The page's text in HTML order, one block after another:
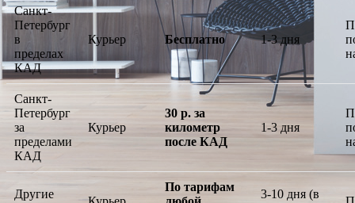
Санкт-
Петербург
в
пределах
КАД
Курьер Бесплатно 1-3 дня
Санкт-
Петербург
за
пределами
КАД
Курьер
30 р. за
километр
после КАД
1-3 дня
Другие
По тарифам
3-10 дня (в